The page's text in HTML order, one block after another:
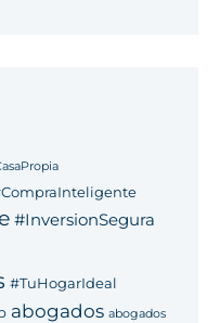
#InversionSegura
#TuHogarIdeal
abogados abogados